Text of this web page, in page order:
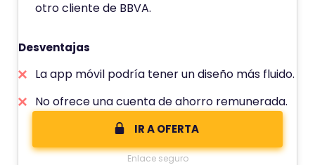
otro cliente de BBVA.
Desventajas
La app móvil podría tener un diseño más fluido.
No ofrece una cuenta de ahorro remunerada.
IR A OFERTA
Enlace seguro